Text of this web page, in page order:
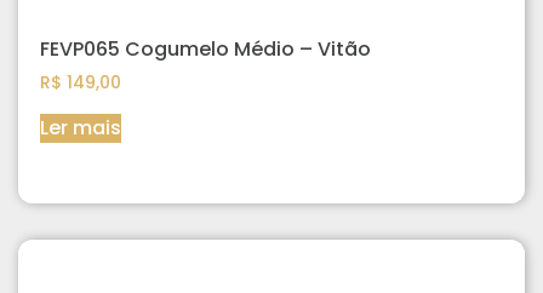
FEVP065 Cogumelo Médio – Vitão
R$ 149,00
Ler mais